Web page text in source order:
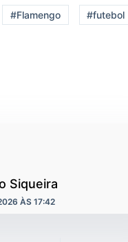
#Flamengo #futebol
Siqueira
ÀS 17:42